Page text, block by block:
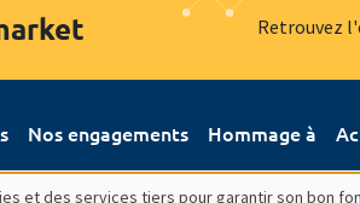
Retrouvez
Nos engagements Hommage à
et des services tiers pour garantir son bon